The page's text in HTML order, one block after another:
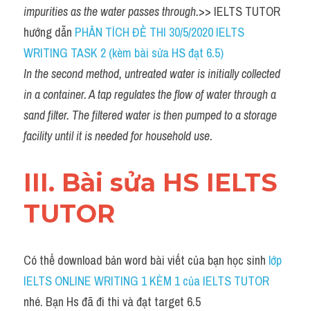
impurities as the water passes through.>> IELTS TUTOR
hướng dẫn PHÂN TÍCH ĐỀ THI 30/5/2020 IELTS
WRITING TASK 2 (kèm bài sửa HS đạt 6.5)
In the second method, untreated water is initially collected
in a container. A tap regulates the flow of water through a
sand filter. The filtered water is then pumped to a storage
facility until it is needed for household use.
III. Bài sửa HS IELTS
TUTOR
Có thể download bản word bài viết của bạn học sinh lớp
IELTS ONLINE WRITING 1 KÈM 1 của IELTS TUTOR
nhé. Bạn Hs đã đi thi và đạt target 6.5